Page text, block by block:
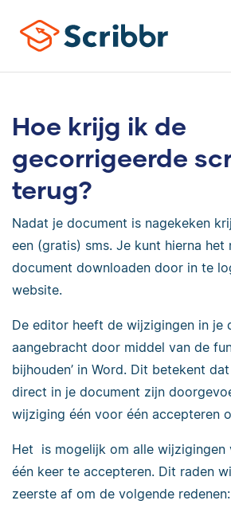
Hoe krijg ik de
gecorrigeerde
terug?
Nadat je document is nagekeken
een (gratis) sms. Je kunt hierna het
document downloaden door in te
website.
De editor heeft de wijzigingen in je
aangebracht door middel van de
bijhouden’ in Word. Dit betekent
direct in je document zijn
wijziging één voor één accepteren
Het is mogelijk om alle wijzigingen
één keer te accepteren. Dit raden
zeerste af om de volgende redenen: